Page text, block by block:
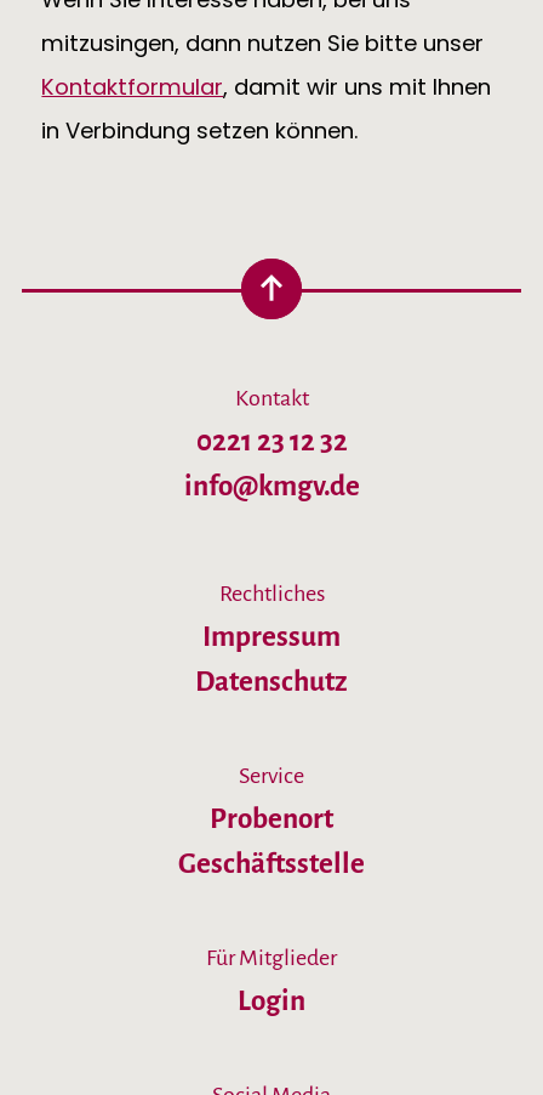
mitzusingen, dann nutzen Sie bitte unser
Kontaktformular, damit wir uns mit Ihnen
in Verbindung setzen können.
Kontakt
0221 23 12 32
info@kmgv.de
Rechtliches
Impressum
Datenschutz
Service
Probenort
Geschäftsstelle
Für Mitglieder
Login